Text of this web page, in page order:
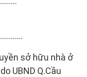
sở hữu nhà ở
UBND Q.Cầu